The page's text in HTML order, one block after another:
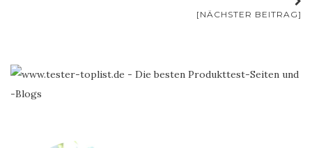
[NÄCHSTER BEITRAG]